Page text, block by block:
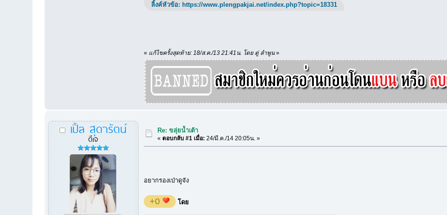
ลิ้งค์หัวข้อ: https://www.plengpakjai.net/index.php?topic=18331
« แก้ไขครั้งสุดท้าย: 18/ส.ค./13 21:41น. โดย ตู่ ลำพูน»
เปิ้ล สุดารัตน์
ดีเจ
Re: ขลุ่ยน้ำเต้า
«ตอบกลับ #1 เมื่อ: 24/มี.ค./14 20:05น. »
อยากรองเป่าดูจัง
+0 โดย